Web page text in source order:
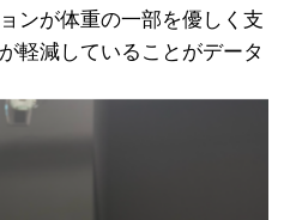
ンが体重の一部を優しく支
軽減していることがデータ